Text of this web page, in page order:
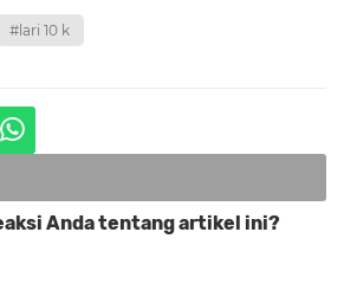
#lari 10 k
Komentar
Anda tentang artikel ini?